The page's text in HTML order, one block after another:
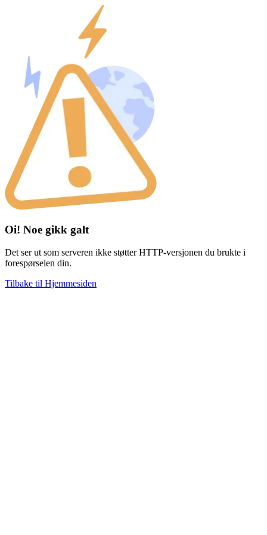
Oi! Noe gikk galt
Det ser ut som serveren ikke støtter HTTP-versjonen du brukte i
forespørselen din.
Tilbake til Hjemmesiden